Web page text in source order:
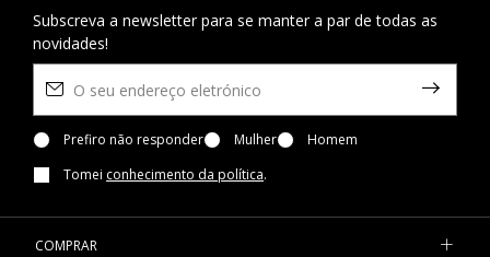
modelos com um estilo clássico ou design contemporâneo,
enquanto em caso de chuva pode confiar nos sapatos
impermeáveis, uma mistura única de proteção e estilo.
Para deslocar-se de um compromisso para o outro na cidade,
pode também contar com uma vasta gama de sapatos
confortáveis com uma atitude ativa ou em estilo urbano. A
nossa paleta de cores é vasta e versátil. Descubra as nossas
elegantes sapatilhas bege senhora para um look neutro,
explore as sapatilhas verdes senhora para um toque de
Subscreva a newsletter para se manter a par de todas as
novidades!
Prefiro não responder Mulher
Homem
Tomei conhecimento da política.
COMPRAR